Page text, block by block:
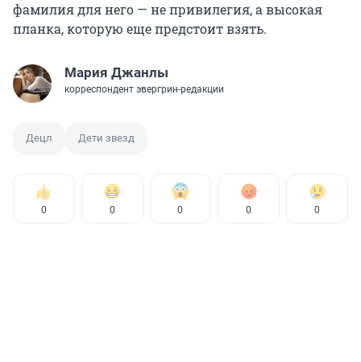
фамилия для него — не привилегия, а высокая
планка, которую еще предстоит взять.
Мария Джанлы
корреспондент эвергрин-редакции
Децл Дети звезд
0 0 0 0 0